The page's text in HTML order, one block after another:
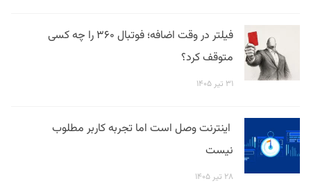
فیلتر در وقت اضافه؛ فوتبال ۳۶۰ را چه کسی
متوقف کرد؟
۳۱ تیر ۱۴۰۵
اینترنت وصل است اما تجربه کاربر مطلوب
نیست
۲۸ تیر ۱۴۰۵